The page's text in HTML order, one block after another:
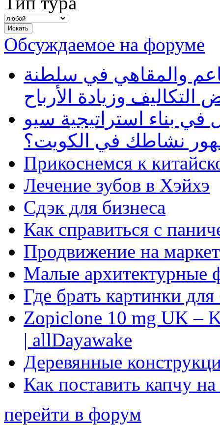
Обсуждаемое на форуме
والمقاهي في سلطنة
وزيادة الأرباح
بناء استراتيجية سيو
نشاطك في الكويت؟
Прикоснемся к
Лечение зубов в Хэйхэ
Сдэк для бизнеса
Как справиться с
Продвижение на
Малые архитектурные
Где брать картинки
Zopiclone 10 mg UK –
| allDayawake
Деревянные
Как поставить капчу
перейти в форум